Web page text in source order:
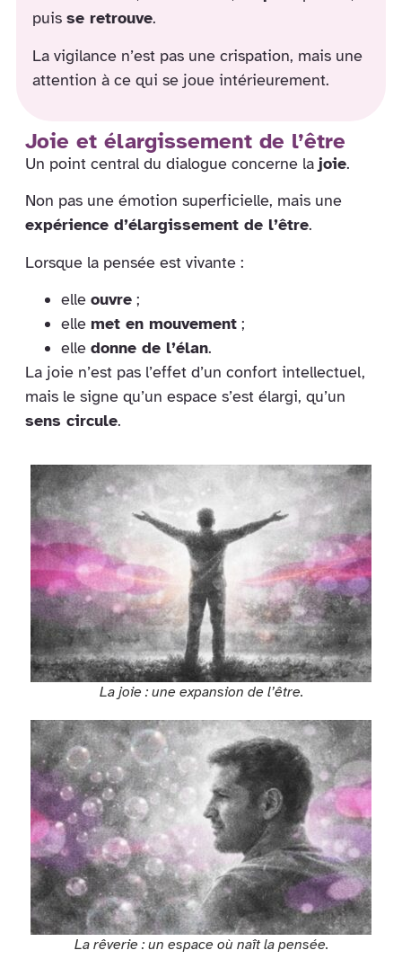
puis se retrouve.
La vigilance n’est pas une crispation, mais une
attention à ce qui se joue intérieurement.
Joie et élargissement de l’être
Un point central du dialogue concerne la joie.
Non pas une émotion superficielle, mais une
expérience d’élargissement de l’être.
Lorsque la pensée est vivante :
elle ouvre ;
elle met en mouvement ;
elle donne de l’élan.
La joie n’est pas l’effet d’un confort intellectuel,
mais le signe qu’un espace s’est élargi, qu’un
sens circule.
La joie : une expansion de l’être.
La rêverie : un espace où naît la pensée.